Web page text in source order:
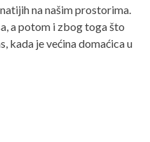
na našim prostorima.
a potom i zbog toga što
kada je većina domaćica u